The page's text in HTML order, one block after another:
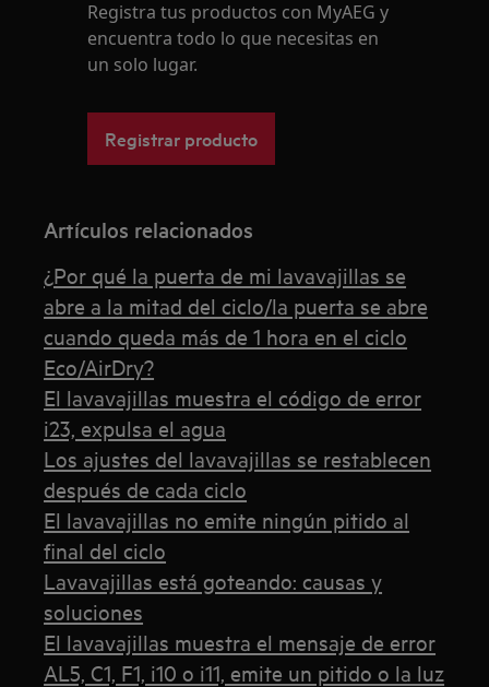
Registra tus productos con MyAEG y
encuentra todo lo que necesitas en
un solo lugar.
Registrar producto
Artículos relacionados
¿Por qué la puerta de mi lavavajillas se
abre a la mitad del ciclo/la puerta se abre
cuando queda más de 1 hora en el ciclo
Eco/AirDry?
El lavavajillas muestra el código de error
i23, expulsa el agua
Los ajustes del lavavajillas se restablecen
después de cada ciclo
El lavavajillas no emite ningún pitido al
final del ciclo
Lavavajillas está goteando: causas y
soluciones
El lavavajillas muestra el mensaje de error
AL5, C1, F1, i10 o i11, emite un pitido o la luz